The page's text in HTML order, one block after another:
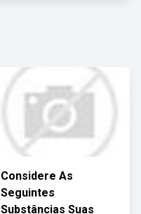
Considere As
Seguintes
Substâncias Suas